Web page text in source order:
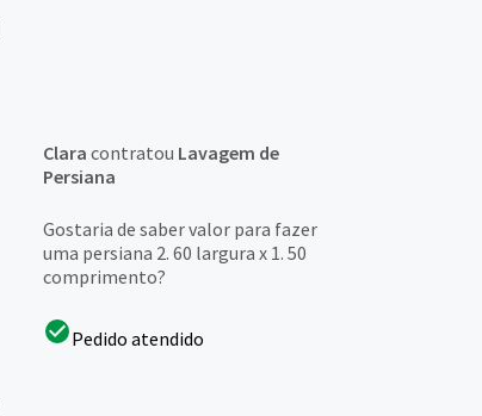
Clara contratou Lavagem de
Persiana
Gostaria de saber valor para fazer
uma persiana 2. 60 largura x 1. 50
comprimento?
Pedido atendido